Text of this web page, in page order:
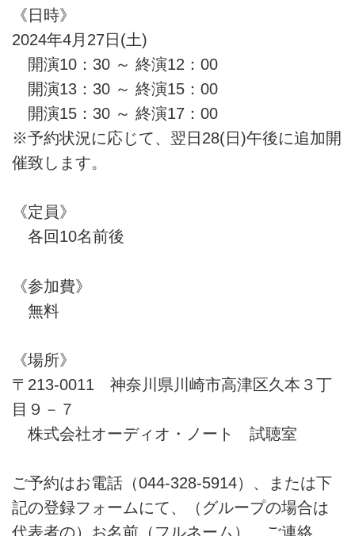
《日時》
2024年4月27日(土)
開演10：30 ～ 終演12：00
開演13：30 ～ 終演15：00
開演15：30 ～ 終演17：00
※予約状況に応じて、翌日28(日)午後に追加開
催致します。
《定員》
各回10名前後
《参加費》
無料
《場所》
〒213-0011 神奈川県川崎市高津区久本３丁
目９－７
株式会社オーディオ・ノート 試聴室
ご予約はお電話（044-328-5914）、または下
記の登録フォームにて、（グループの場合は
代表者の）お名前（フルネーム）、ご連絡